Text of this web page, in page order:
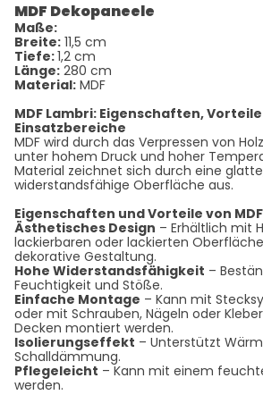
MDF Dekopaneele
Maße:
Breite: 11,5 cm
Tiefe:1,2 cm
Länge: 280 cm
Material: MDF
MDF Lambri: Eigenschaften,
Einsatzbereiche
MDF wird durch das Verpressen von
unter hohem Druck und hoher
Material zeichnet sich durch eine
widerstandsfähige Oberfläche aus.
Eigenschaften und Vorteile von
Ästhetisches Design – Erhältlich mit
lackierbaren oder lackierten
dekorative Gestaltung.
Hohe Widerstandsfähigkeit –
Feuchtigkeit und Stöße.
Einfache Montage – Kann mit
oder mit Schrauben, Nägeln oder
Decken montiert werden.
Isolierungseffekt – Unterstützt
Schalldämmung.
Pflegeleicht – Kann mit einem
werden.